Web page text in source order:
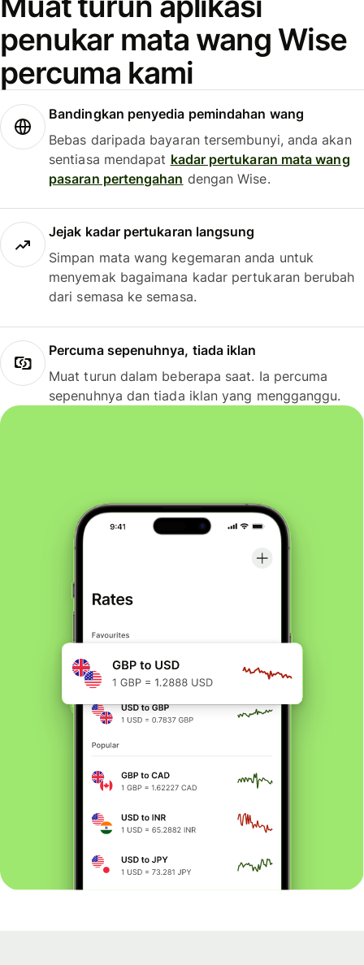
penukar mata wang Wise
percuma kami
Bandingkan penyedia pemindahan wang
Bebas daripada bayaran tersembunyi, anda akan
sentiasa mendapat kadar pertukaran mata wang
pasaran pertengahan dengan Wise.
Jejak kadar pertukaran langsung
Simpan mata wang kegemaran anda untuk
menyemak bagaimana kadar pertukaran berubah
dari semasa ke semasa.
Percuma sepenuhnya, tiada iklan
Muat turun dalam beberapa saat. Ia percuma
sepenuhnya dan tiada iklan yang mengganggu.